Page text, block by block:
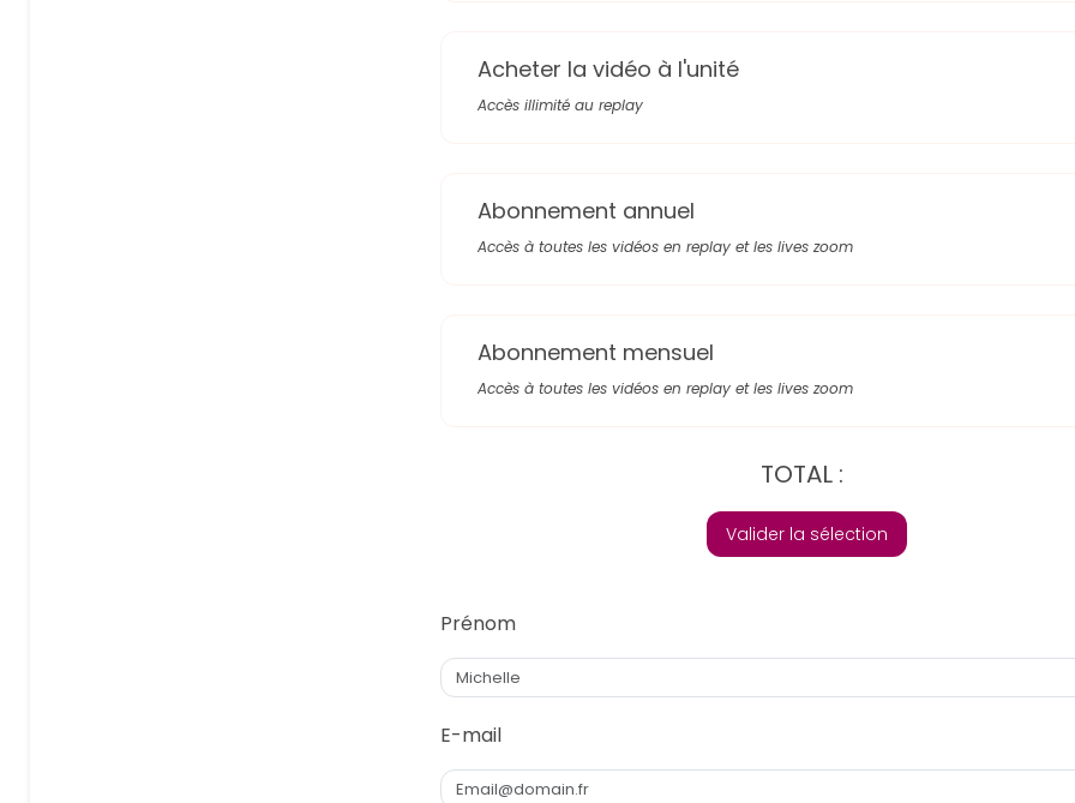
Acheter la vidéo à l'unité
Accès illimité au replay
Abonnement annuel
Accès à toutes les vidéos en replay et les lives zoom
Abonnement mensuel
Accès à toutes les vidéos en replay et les lives zoom
TOTAL :
Valider la sélection
Prénom
E-mail